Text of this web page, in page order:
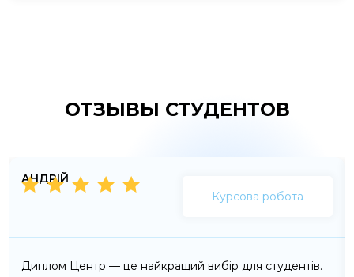
ОТЗЫВЫ СТУДЕНТОВ
АНДРІЙ
Курсова робота
Диплом Центр — це найкращий вибір для студентів.